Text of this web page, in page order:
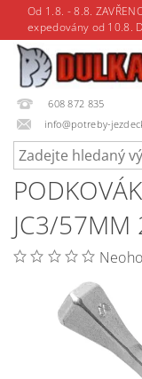
Od 1.8. - 8.8.
expedovány od 10.8.
608 872 835
info@potreby-
JC3/57MM